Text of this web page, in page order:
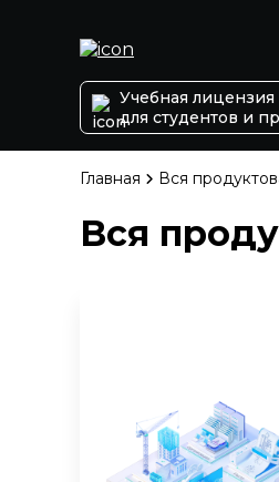
Учебная лицензия
для студентов и
Главная Вся
Вся